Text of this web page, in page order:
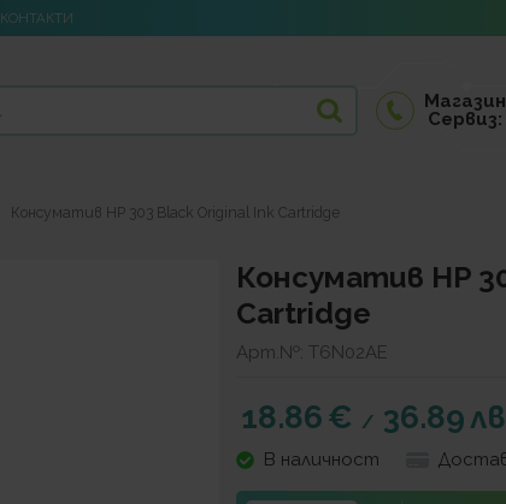
КОНТАКТИ
Консуматив HP 303 Black Original Ink Cartridge
Консуматив HP
Cartridge
Арт.№: T6N02AE
18.86€ / 36.89
В наличност